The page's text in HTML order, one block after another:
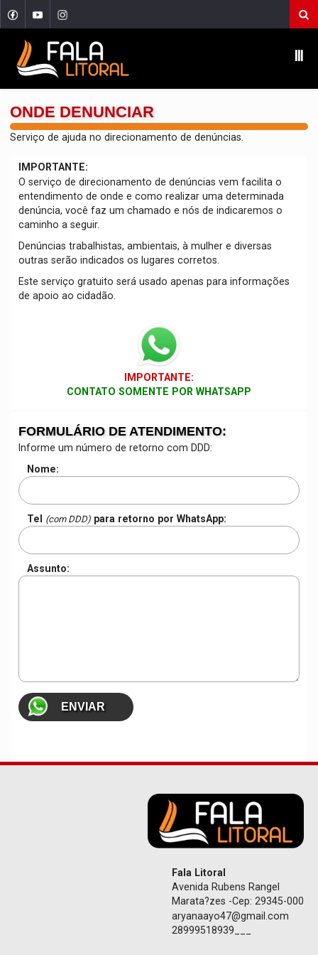
ONDE DENUNCIAR
Serviço de ajuda no direcionamento de denúncias.
IMPORTANTE:
O serviço de direcionamento de denúncias vem facilita o
entendimento de onde e como realizar uma determinada
denúncia, você faz um chamado e nós de indicaremos o
caminho a seguir.
Denúncias trabalhistas, ambientais, à mulher e diversas
outras serão indicados os lugares corretos.
Este serviço gratuito será usado apenas para informações
de apoio ao cidadão.
IMPORTANTE:
CONTATO SOMENTE POR WHATSAPP
FORMULÁRIO DE ATENDIMENTO:
Informe um número de retorno com DDD:
Nome:
Tel (com DDD) para retorno por WhatsApp:
Assunto:
Fala Litoral
Avenida Rubens Rangel
Marata?zes -Cep: 29345-000
aryanaayo47@gmail.com
28999518939___